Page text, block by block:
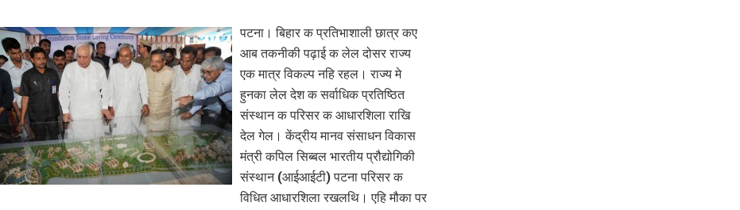
पटना। बिहार क प्रतिभाशाली छात्र कए
आब तकनीकी पढ़ाई क लेल दोसर राज्‍य
एक मात्र विकल्‍प नहि रहल। राज्य मे
हुनका लेल देश क सर्वाधिक प्रतिष्ठित
संस्थान क परिसर क आधारशिला राखि
देल गेल। केंद्रीय मानव संसाधन विकास
मंत्री कपिल सिब्बल भारतीय प्रौद्योगिकी
संस्थान (आईआईटी) पटना परिसर क
विधित आधारशिला रखलथि। एहि मौका पर